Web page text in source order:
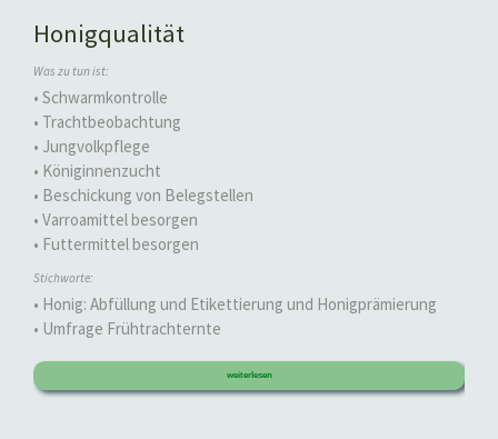
Honigqualität
Was zu tun ist:
• Schwarmkontrolle
• Trachtbeobachtung
• Jungvolkpflege
• Königinnenzucht
• Beschickung von Belegstellen
• Varroamittel besorgen
• Futtermittel besorgen
Stichworte:
• Honig: Abfüllung und Etikettierung und Honigprämierung
• Umfrage Frühtrachternte
weiterlesen